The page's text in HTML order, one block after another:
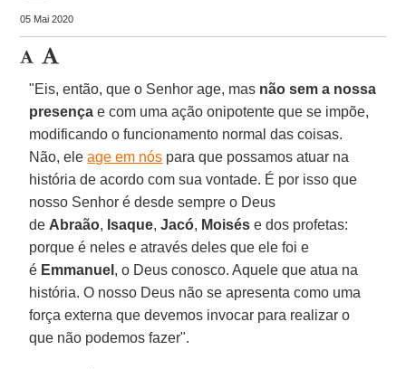
05 Mai 2020
"Eis, então, que o Senhor age, mas não sem a nossa
presença e com uma ação onipotente que se impõe,
modificando o funcionamento normal das coisas.
Não, eleage em nós para que possamos atuar na
história de acordo com sua vontade. É por isso que
nosso Senhor é desde sempre o Deus
de Abraão, Isaque,Jacó, Moisés e dos profetas:
porque é neles e através deles que ele foi e
é Emmanuel , o Deus conosco. Aquele que atua na
história. O nosso Deus não se apresenta como uma
força externa que devemos invocar para realizar o
que não podemos fazer".